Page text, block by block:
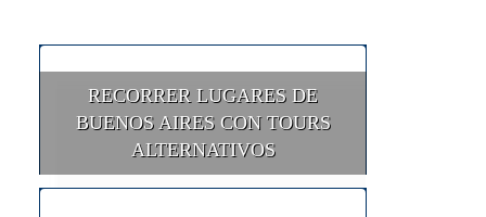
RECORRER LUGARES DE
BUENOS AIRES CON TOURS
ALTERNATIVOS